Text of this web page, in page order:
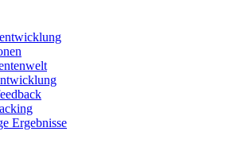
Ergebnisse